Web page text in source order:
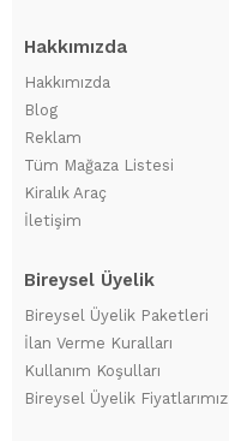
Hakkımızda
Hakkımızda
Blog
Reklam
Tüm Mağaza Listesi
Kiralık Araç
İletişim
Bireysel Üyelik
Bireysel Üyelik Paketleri
İlan Verme Kuralları
Kullanım Koşulları
Bireysel Üyelik Fiyatlarımız